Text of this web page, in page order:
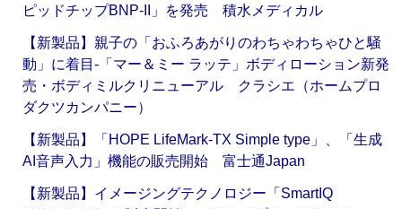
ピッドチップBNP-II」を発売 積水メディカル
【新製品】親子の「おふろあがりのわちゃわちゃひと騒
動」に着目‐「マー＆ミー ラッテ」ボディローション新発
売・ボディミルクリニューアル クラシエ（ホームプロ
ダクツカンパニー）
【新製品】「HOPE LifeMark-TX Simple type」、「生成
AI音声入力」機能の販売開始 富士通Japan
【新製品】イメージングテクノロジー「SmartIQ